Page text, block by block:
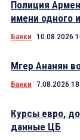
Полиция
имени одного
Банки 10.08.2026
Мгер Ананян
Банки 7.08.2026
Курсы евро,
данные ЦБ